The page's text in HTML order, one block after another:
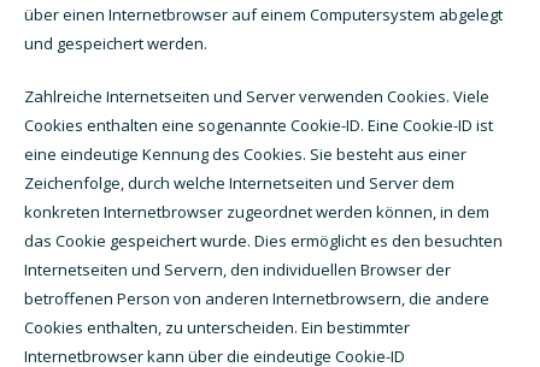
über einen Internetbrowser auf einem Computersystem abgelegt
und gespeichert werden.
Zahlreiche Internetseiten und Server verwenden Cookies. Viele
Cookies enthalten eine sogenannte Cookie-ID. Eine Cookie-ID ist
eine eindeutige Kennung des Cookies. Sie besteht aus einer
Zeichenfolge, durch welche Internetseiten und Server dem
konkreten Internetbrowser zugeordnet werden können, in dem
das Cookie gespeichert wurde. Dies ermöglicht es den besuchten
Internetseiten und Servern, den individuellen Browser der
betroffenen Person von anderen Internetbrowsern, die andere
Cookies enthalten, zu unterscheiden. Ein bestimmter
Internetbrowser kann über die eindeutige Cookie-ID